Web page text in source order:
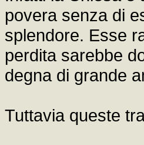
povera senza di
splendore. Esse
perdita sarebbe
degna di grande
Tuttavia queste